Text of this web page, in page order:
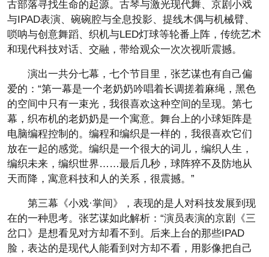
古部落寻找生命的起源。古琴与激光现代舞、京剧小戏
与IPAD表演、碗碗腔与全息投影、提线木偶与机械臂、
唢呐与创意舞蹈、织机与LED灯球等轮番上阵，传统艺术
和现代科技对话、交融，带给观众一次次视听震撼。
演出一共分七幕，七个节目里，张艺谋也有自己偏
爱的：“第一幕是一个老奶奶吟唱着长调搓着麻绳，黑色
的空间中只有一束光，我很喜欢这种空间的呈现。第七
幕，织布机的老奶奶是一个寓意。舞台上的小球矩阵是
电脑编程控制的。编程和编织是一样的，我很喜欢它们
放在一起的感觉。编织是一个很大的词儿，编织人生，
编织未来，编织世界……最后几秒，球阵猝不及防地从
天而降，寓意科技和人的关系，很震撼。”
第三幕《小戏·掌间》，表现的是人对科技发展到现
在的一种思考。张艺谋如此解析：“演员表演的京剧《三
岔口》是想看见对方却看不到。后来上台的那些IPAD
脸，表达的是现代人能看到对方却不看，用影像把自己